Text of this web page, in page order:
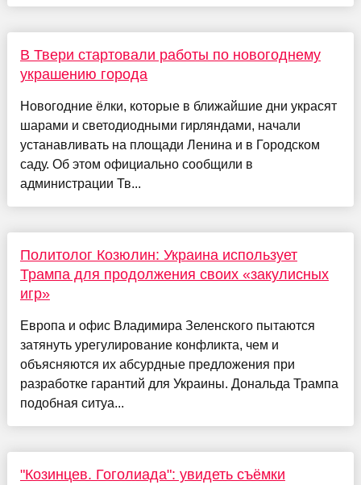
В Твери стартовали работы по новогоднему
украшению города
Новогодние ёлки, которые в ближайшие дни украсят
шарами и светодиодными гирляндами, начали
устанавливать на площади Ленина и в Городском
саду. Об этом официально сообщили в
администрации Тв...
Политолог Козюлин: Украина использует
Трампа для продолжения своих «закулисных
игр»
Европа и офис Владимира Зеленского пытаются
затянуть урегулирование конфликта, чем и
объясняются их абсурдные предложения при
разработке гарантий для Украины. Дональда Трампа
подобная ситуа...
"Козинцев. Гоголиада": увидеть съёмки